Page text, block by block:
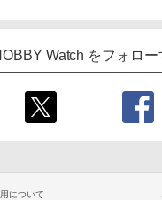
Watch をフォロー
について